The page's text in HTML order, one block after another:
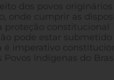
dos povos
onde cumprir as
constitucional
pode estar submetido
imperativo
Indígenas do